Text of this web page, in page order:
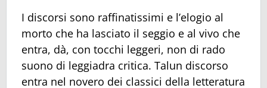
I discorsi sono raffinatissimi e l’elogio al
morto che ha lasciato il seggio e al vivo che
entra, dà, con tocchi leggeri, non di rado
suono di leggiadra critica. Talun discorso
entra nel novero dei classici della letteratura